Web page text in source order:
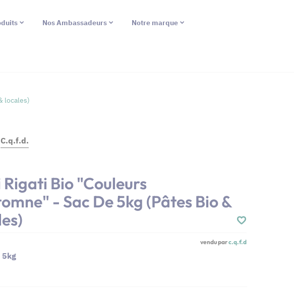
Nos Ambassadeurs Notre marque
locales)
C.q.f.d.
Bio "Couleurs
- Sac De 5kg (Pâtes Bio &
vendu parc.q.f.d
5kg